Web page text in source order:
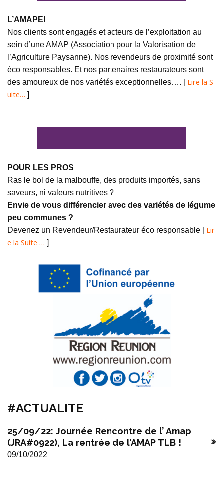
L’AMAPEI
Nos clients sont engagés et acteurs de l’exploitation au
sein d’une AMAP (Association pour la Valorisation de
l’Agriculture Paysanne). Nos revendeurs de proximité sont
éco responsables. Et nos partenaires restaurateurs sont
des amoureux de nos variétés exceptionnelles…. [ Lire la S
uite… ]
POUR LES PROS
Ras le bol de la malbouffe, des produits importés, sans
saveurs, ni valeurs nutritives ?
Envie de vous différencier avec des variétés de légume
peu communes ?
Devenez un Revendeur/Restaurateur éco responsable [ Lir
e la Suite … ]
#ACTUALITE
25/09/22: Journée Rencontre de l’ Amap
(JRA#0922), La rentrée de l’AMAP TLB !
09/10/2022